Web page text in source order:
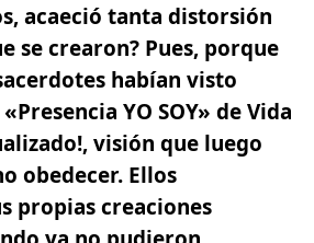
acaeció tanta distorsión
se crearon? Pues, porque
habían visto
YO SOY» de Vida
visión que luego
obedecer. Ellos
propias creaciones